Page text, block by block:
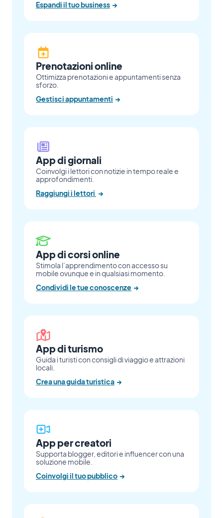
Espandi il tuo business →
Prenotazioni online
Ottimizza prenotazioni e appuntamenti senza
sforzo.
Gestisci appuntamenti →
App di giornali
Coinvolgi i lettori con notizie in tempo reale e
approfondimenti.
Raggiungi i lettori →
App di corsi online
Stimola l’apprendimento con accesso su
mobile ovunque e in qualsiasi momento.
Condividi le tue conoscenze →
App di turismo
Guida i turisti con consigli di viaggio e attrazioni
locali.
Crea una guida turistica →
App per creatori
Supporta blogger, editori e influencer con una
soluzione mobile.
Coinvolgi il tuo pubblico →